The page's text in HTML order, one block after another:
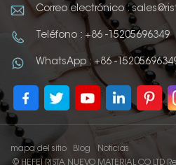
Correo electrónico :
Teléfono : +86 -15205696349
WhatsApp : +86 -
mapa del sitio Blog
Noticias
© HEFEI RISTA NUEVO MATERIAL CO